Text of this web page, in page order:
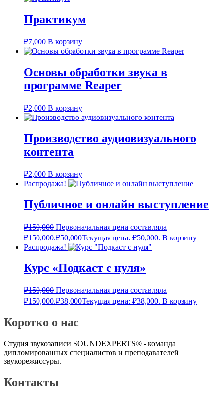
Практикум
₽7,000 В корзину
Основы обработки звука в
программе Reaper
₽2,000 В корзину
Производство аудиовизуального
контента
₽2,000 В корзину
Распродажа!
Публичное и онлайн выступление
₽150,000 Первоначальная цена составляла
₽150,000.₽50,000Текущая цена: ₽50,000. В корзину
Распродажа!
Курс «Подкаст с нуля»
₽150,000 Первоначальная цена составляла
₽150,000.₽38,000Текущая цена: ₽38,000. В корзину
Коротко о нас
Студия звукозаписи SOUNDEXPERTS® - команда
дипломированных специалистов и преподавателей
звукорежиссуры.
Контакты